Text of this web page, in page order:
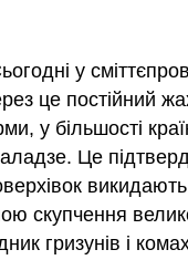
у
це постійний
у більшості
Це
викидають
скупчення
гризунів і
під
села Великі Нові
кричущим факт